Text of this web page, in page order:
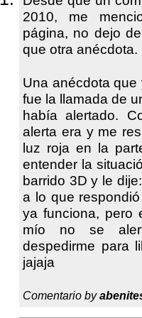
2010, me
página, no dejo
que otra anécdota.
Una anécdota
fue la llamada de
había alertado.
alerta era y me
luz roja en la
entender la
barrido 3D y le
a lo que
ya funciona, pero
mío no se
despedirme para
jajaja
Comentario by